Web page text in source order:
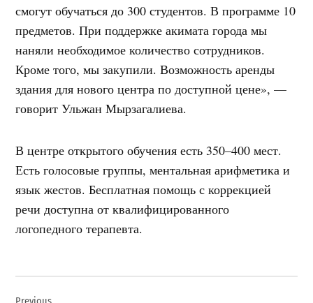
смогут обучаться до 300 студентов. В программе 10
предметов. При поддержке акимата города мы
наняли необходимое количество сотрудников.
Кроме того, мы закупили. Возможность аренды
здания для нового центра по доступной цене», —
говорит Ульжан Мырзагалиева.
В центре открытого обучения есть 350–400 мест.
Есть голосовые группы, ментальная арифметика и
язык жестов. Бесплатная помощь с коррекцией
речи доступна от квалифицированного
логопедного терапевта.